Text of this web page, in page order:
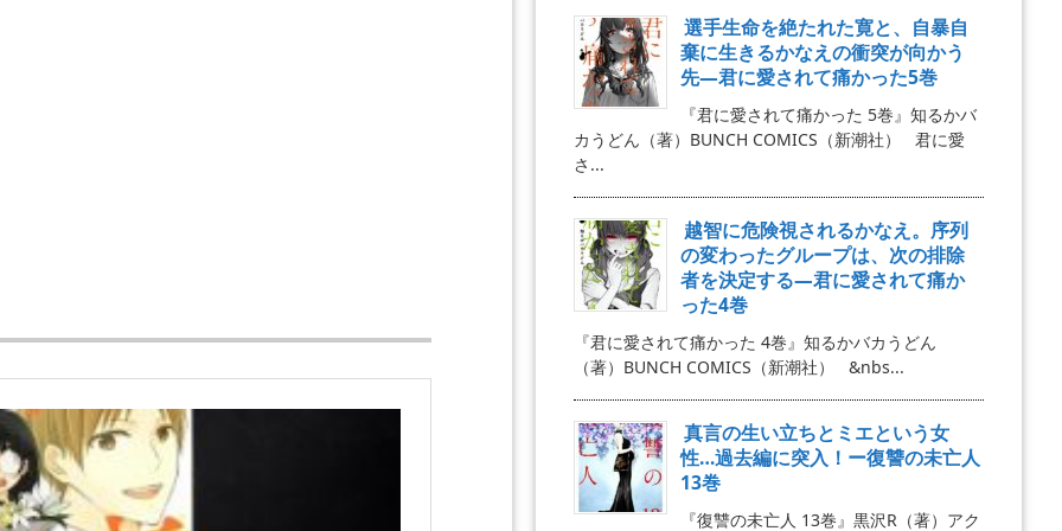
選手生命を絶たれた寛と、自暴自
棄に生きるかなえの衝突が向かう
先―君に愛されて痛かった5巻
『君に愛されて痛かった 5巻』知るかバ
カうどん（著）BUNCH COMICS（新潮社） 君に愛
さ...
越智に危険視されるかなえ。序列
の変わったグループは、次の排除
者を決定する―君に愛されて痛か
った4巻
『君に愛されて痛かった 4巻』知るかバカうどん
（著）BUNCH COMICS（新潮社） &nbs...
真言の生い立ちとミエという女
性…過去編に突入！ー復讐の未亡人
13巻
『復讐の未亡人 13巻』黒沢R（著）アク